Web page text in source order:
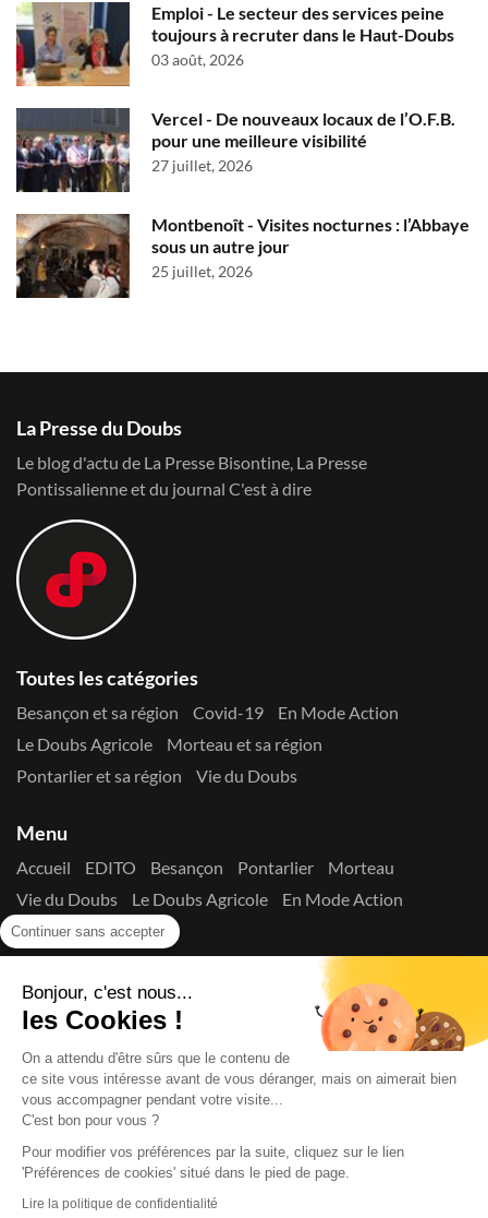
Continuer sans accepter
Bonjour, c'est nous...
les Cookies !
On a attendu d'être sûrs que le contenu de
ce site vous intéresse avant de vous déranger, mais on aimerait bien
vous accompagner pendant votre visite...
C'est bon pour vous ?
Pour modifier vos préférences par la suite, cliquez sur le lien
'Préférences de cookies' situé dans le pied de page.
Lire la politique de confidentialité
Emploi - Le secteur des services peine
toujours à recruter dans le Haut-Doubs
03 août, 2026
Vercel - De nouveaux locaux de l’O.F.B.
pour une meilleure visibilité
27 juillet, 2026
Montbenoît - Visites nocturnes : l’Abbaye
sous un autre jour
25 juillet, 2026
La Presse du Doubs
Le blog d'actu de La Presse Bisontine, La Presse
Pontissalienne et du journal C'est à dire
Toutes les catégories
Besançon et sa région Covid-19
En Mode Action
Le Doubs Agricole
Morteau et sa région
Pontarlier et sa région
Vie du Doubs
Menu
Accueil EDITO Besançon Pontarlier
Morteau
Vie du Doubs
Le Doubs Agricole
En Mode Action
Contactez-nous !
Suivez-nous sur les réseaux
Copyright © 2026 La Presse du Doubs
2725-8165 - N° de commission paritaire : 1125 Y 94392
Données Personnelles
Mentions Légales